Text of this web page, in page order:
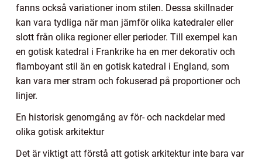
fanns också variationer inom stilen. Dessa skillnader
kan vara tydliga när man jämför olika katedraler eller
slott från olika regioner eller perioder. Till exempel kan
en gotisk katedral i Frankrike ha en mer dekorativ och
flamboyant stil än en gotisk katedral i England, som
kan vara mer stram och fokuserad på proportioner och
linjer.
En historisk genomgång av för- och nackdelar med
olika gotisk arkitektur
Det är viktigt att förstå att gotisk arkitektur inte bara var